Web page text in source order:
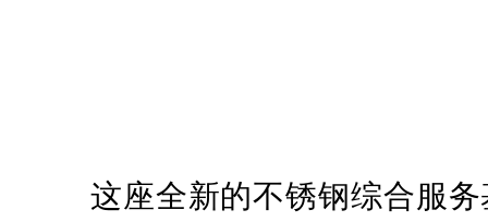
这座全新的不锈钢综合服